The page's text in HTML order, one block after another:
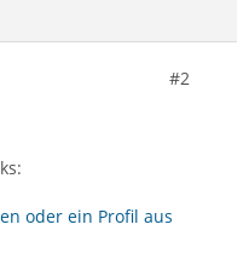
#2
oder ein Profil aus